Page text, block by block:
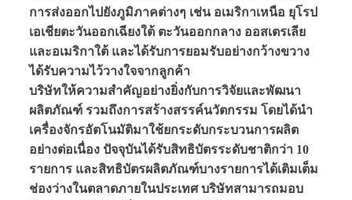
การส่งออกไปยังภูมิภาคต่างๆ เช่น อเมริกาเหนือ ยุโรป
เอเชียตะวันออกเฉียงใต้ ตะวันออกกลาง ออสเตรเลีย
และอเมริกาใต้ และได้รับการยอมรับอย่างกว้างขวาง
ได้รับความไว้วางใจจากลูกค้า
บริษัทให้ความสำคัญอย่างยิ่งกับการวิจัยและพัฒนา
ผลิตภัณฑ์ รวมถึงการสร้างสรรค์นวัตกรรม โดยได้นำ
เครื่องจักรอัตโนมัติมาใช้ยกระดับกระบวนการผลิต
อย่างต่อเนื่อง ปัจจุบันได้รับสิทธิบัตรระดับชาติกว่า 10
รายการ และสิทธิบัตรผลิตภัณฑ์บางรายการได้เติมเต็ม
ช่องว่างในตลาดภายในประเทศ บริษัทสามารถมอบ